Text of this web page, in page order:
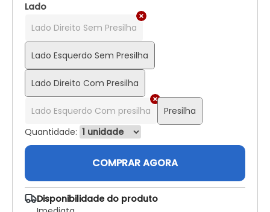
Lado
Lado Direito Sem Presilha
Lado Esquerdo Sem Presilha
Lado Direito Com Presilha
Lado Esquerdo Com presilha
Presilha
Quantidade:
COMPRAR AGORA
Disponibilidade do produto